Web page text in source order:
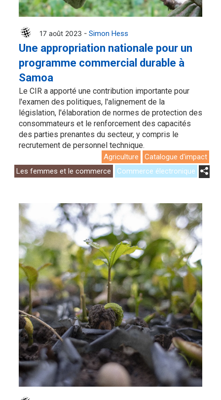
17 août 2023 - Simon Hess
Une appropriation nationale pour un
programme commercial durable à
Samoa
Le CIR a apporté une contribution importante pour
l'examen des politiques, l'alignement de la
législation, l'élaboration de normes de protection des
consommateurs et le renforcement des capacités
des parties prenantes du secteur, y compris le
recrutement de personnel technique.
Agriculture
Catalogue d'impact
Les femmes et le commerce
Commerce électronique